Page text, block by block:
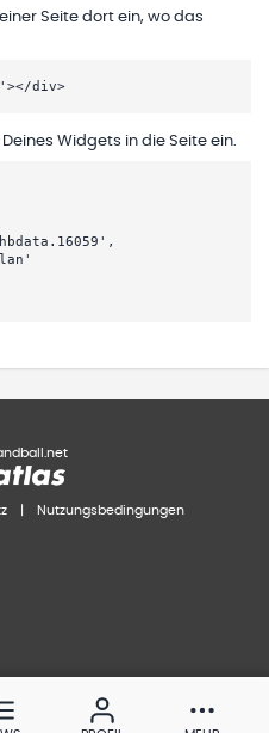
Seite dort ein, wo das
div>
Widgets in die Seite ein.
Nutzungsbedingungen